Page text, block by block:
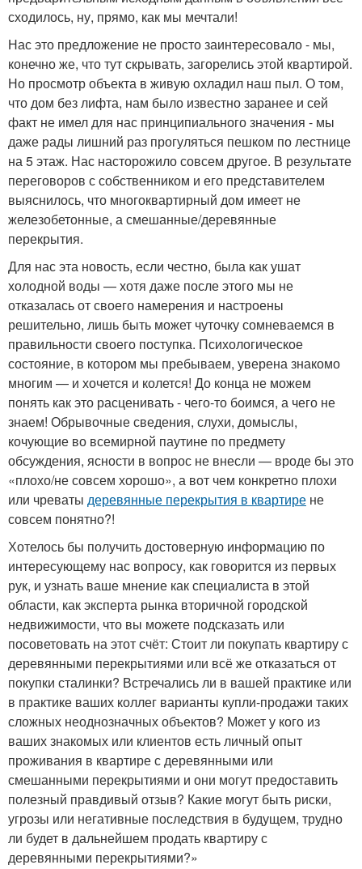
сходилось, ну, прямо, как мы мечтали!
Нас это предложение не просто заинтересовало - мы,
конечно же, что тут скрывать, загорелись этой квартирой.
Но просмотр объекта в живую охладил наш пыл. О том,
что дом без лифта, нам было известно заранее и сей
факт не имел для нас принципиального значения - мы
даже рады лишний раз прогуляться пешком по лестнице
на 5 этаж. Нас насторожило совсем другое. В результате
переговоров с собственником и его представителем
выяснилось, что многоквартирный дом имеет не
железобетонные, а смешанные/деревянные
перекрытия.
Для нас эта новость, если честно, была как ушат
холодной воды — хотя даже после этого мы не
отказалась от своего намерения и настроены
решительно, лишь быть может чуточку сомневаемся в
правильности своего поступка. Психологическое
состояние, в котором мы пребываем, уверена знакомо
многим — и хочется и колется! До конца не можем
понять как это расценивать - чего-то боимся, а чего не
знаем! Обрывочные сведения, слухи, домыслы,
кочующие во всемирной паутине по предмету
обсуждения, ясности в вопрос не внесли — вроде бы это
«плохо/не совсем хорошо», а вот чем конкретно плохи
или чреваты деревянные перекрытия в квартире не
совсем понятно?!
Хотелось бы получить достоверную информацию по
интересующему нас вопросу, как говорится из первых
рук, и узнать ваше мнение как специалиста в этой
области, как эксперта рынка вторичной городской
недвижимости, что вы можете подсказать или
посоветовать на этот счёт: Стоит ли покупать квартиру с
деревянными перекрытиями или всё же отказаться от
покупки сталинки? Встречались ли в вашей практике или
в практике ваших коллег варианты купли-продажи таких
сложных неоднозначных объектов? Может у кого из
ваших знакомых или клиентов есть личный опыт
проживания в квартире с деревянными или
смешанными перекрытиями и они могут предоставить
полезный правдивый отзыв? Какие могут быть риски,
угрозы или негативные последствия в будущем, трудно
ли будет в дальнейшем продать квартиру с
деревянными перекрытиями?»